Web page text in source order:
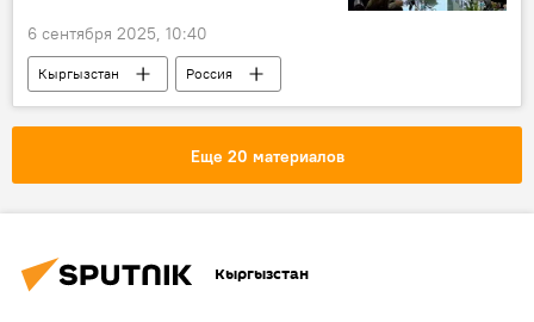
6 сентября 2025, 10:40
Кыргызстан
Россия
Сергей Вакунов
конференция
Еще 20 материалов
Кыргызстан